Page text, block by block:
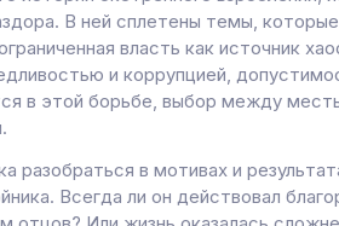
В нейсплетены темы,
власть как источник
и коррупцией,
в этой борьбе, выбор между
разобраться в мотивах и
Всегда ли он действовал